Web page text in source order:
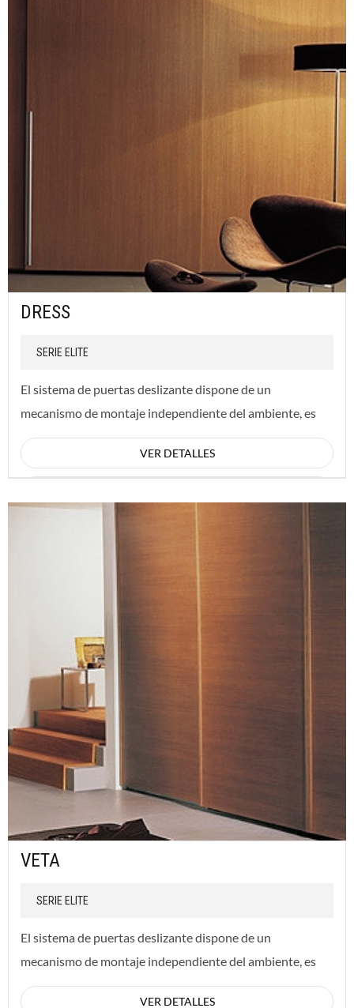
DRESS
SERIE ELITE
El sistema de puertas deslizante dispone de un
mecanismo de montaje independiente del ambiente, es
instalado sobre la estructura misma del mueble.
VER DETALLES
VETA
SERIE ELITE
El sistema de puertas deslizante dispone de un
mecanismo de montaje independiente del ambiente, es
instalado sobre la estructura misma del mueble.
VER DETALLES